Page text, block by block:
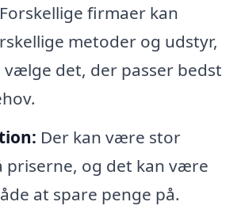
Forskellige firmaer kan
metoder og udstyr,
vælge det, der passer bedst
Der kan være stor
priserne, og det kan være
at spare penge på.